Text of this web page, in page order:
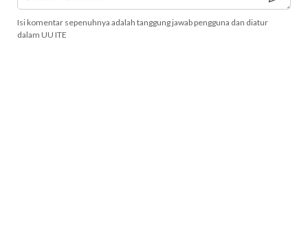
Isi komentar sepenuhnya adalah tanggung jawab pengguna dan diatur
dalam UU ITE